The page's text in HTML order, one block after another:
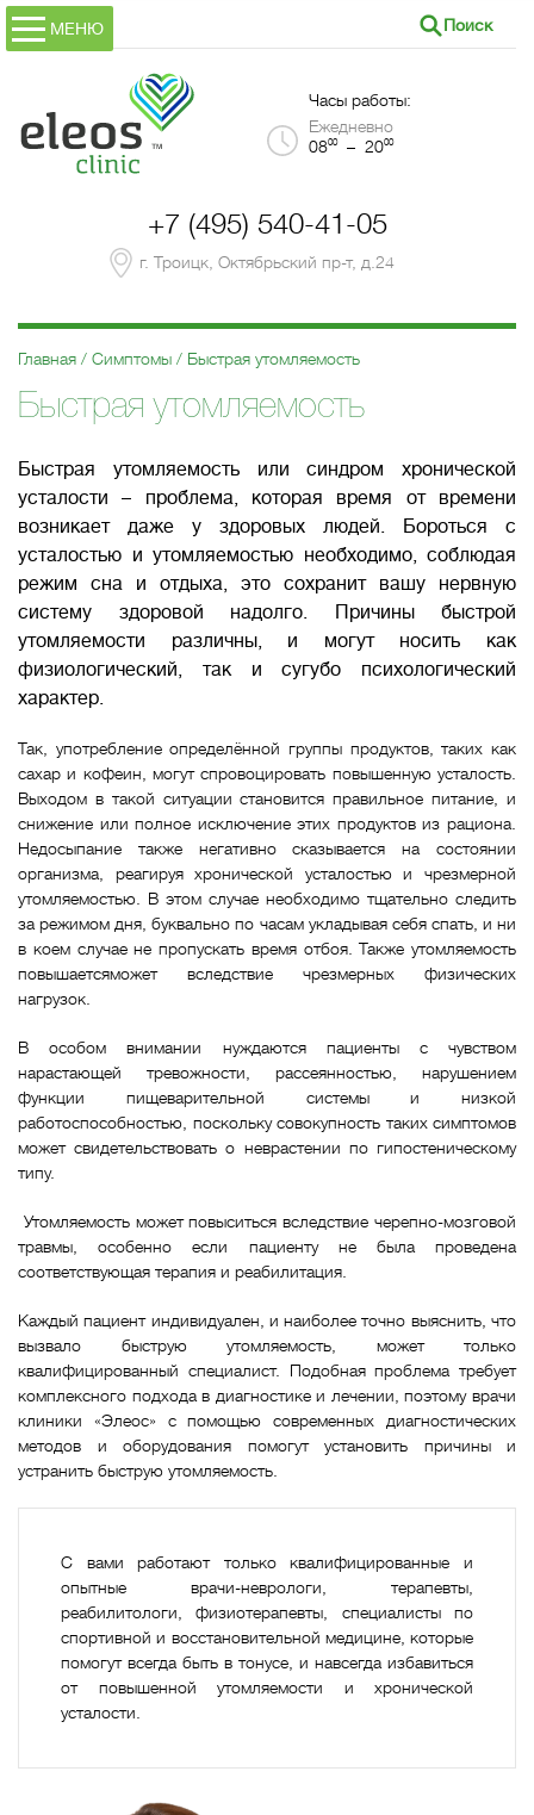
МЕНЮ Поиск
Часы работы:
Ежедневно
0800– 2000
+7 (495) 540-41-05
г. Троицк, Октябрьский пр-т, д.24
Главная Симптомы Быстрая утомляемость
Быстрая утомляемость
Быстрая утомляемость или синдром хронической
усталости – проблема, которая время от времени
возникает даже у здоровых людей. Бороться с
усталостью и утомляемостью необходимо, соблюдая
режим сна и отдыха, это сохранит вашу нервную
систему здоровой надолго. Причины быстрой
утомляемости различны, и могут носить как
физиологический, так и сугубо психологический
характер.
Так, употребление определённой группы продуктов, таких как
сахар и кофеин, могут спровоцировать повышенную усталость.
Выходом в такой ситуации становится правильное питание, и
снижение или полное исключение этих продуктов из рациона.
Недосыпание также негативно сказывается на состоянии
организма, реагируя хронической усталостью и чрезмерной
утомляемостью. В этом случае необходимо тщательно следить
за режимом дня, буквально по часам укладывая себя спать, и ни
в коем случае не пропускать время отбоя. Также утомляемость
повышаетсяможет вследствие чрезмерных физических
нагрузок.
В особом внимании нуждаются пациенты с чувством
нарастающей тревожности, рассеянностью, нарушением
функции пищеварительной системы и низкой
работоспособностью, поскольку совокупность таких симптомов
может свидетельствовать о неврастении по гипостеническому
типу.
Утомляемость может повыситься вследствие черепно-мозговой
травмы, особенно если пациенту не была проведена
соответствующая терапия и реабилитация.
Каждый пациент индивидуален, и наиболее точно выяснить, что
вызвало быструю утомляемость, может только
квалифицированный специалист. Подобная проблема требует
комплексного подхода в диагностике и лечении, поэтому врачи
клиники «Элеос» с помощью современных диагностических
методов и оборудования помогут установить причины и
устранить быструю утомляемость.
С вами работают только квалифицированные и
опытные врачи-неврологи, терапевты,
реабилитологи, физиотерапевты, специалисты по
спортивной и восстановительной медицине, которые
помогут всегда быть в тонусе, и навсегда избавиться
от повышенной утомляемости и хронической
усталости.